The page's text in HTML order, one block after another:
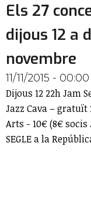
Els 27
dijous 12 a
novembre
11/11/2015 - 00:00
Dijous 12 22h Jam
Jazz Cava – gratuït
Arts - 10€ (8€ socis
SEGLE a la